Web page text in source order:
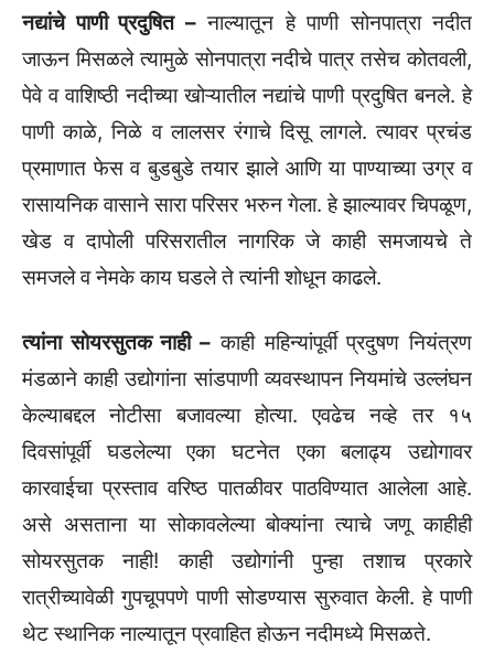
नद्यांचे पाणी प्रदुषित –नाल्यातून हे पाणी सोनपात्रा नदीत
जाऊन मिसळले त्यामुळे सोनपात्रा नदीचे पात्र तसेच कोतवली,
पेवे व वाशिष्ठी नदीच्या खोऱ्यातील नद्यांचे पाणी प्रदुषित बनले. हे
पाणी काळे, निळे व लालसर रंगाचे दिसू लागले. त्यावर प्रचंड
प्रमाणात फेस व बुडबुडे तयार झाले आणि या पाण्याच्या उग्र व
रासायनिक वासाने सारा परिसर भरुन गेला. हे झाल्यावर चिपळूण,
खेड व दापोली परिसरातील नागरिक जे काही समजायचे ते
समजले व नेमके काय घडले ते त्यांनी शोधून काढले.
त्यांना सोयरसुतक नाही – काही महिन्यांपूर्वी प्रदुषण नियंत्रण
मंडळाने काही उद्योगांना सांडपाणी व्यवस्थापन नियमांचे उल्लंघन
केल्याबद्दल नोटीसा बजावल्या होत्या. एवढेच नव्हे तर १५
दिवसांपूर्वी घडलेल्या एका घटनेत एका बलाढ्य उद्योगावर
कारवाईचा प्रस्ताव वरिष्ठ पातळीवर पाठविण्यात आलेला आहे.
असे असताना या सोकावलेल्या बोक्यांना त्याचे जणू काहीही
सोयरसुतक नाही! काही उद्योगांनी पुन्हा तशाच प्रकारे
रात्रीच्यावेळी गुपचूपपणे पाणी सोडण्यास सुरुवात केली. हे पाणी
थेट स्थानिक नाल्यातून प्रवाहित होऊन नदीमध्ये मिसळते.